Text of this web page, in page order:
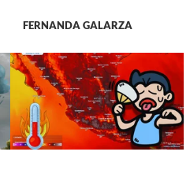
FERNANDA GALARZA